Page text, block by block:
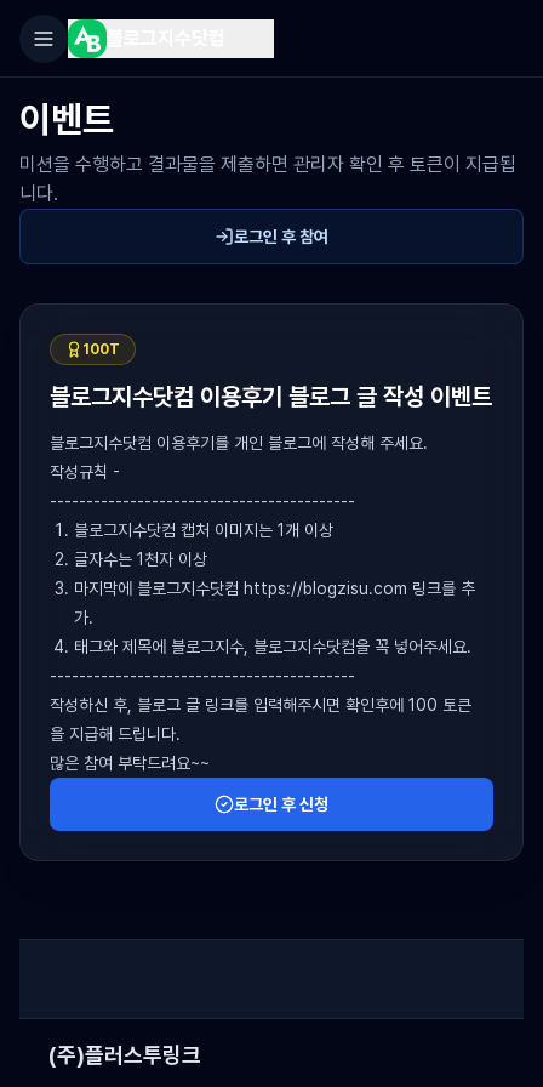
이벤트
미션을 수행하고 결과물을 제출하면 관리자 확인 후 토큰이 지급됩
니다.
로그인 후 참여
100T
블로그지수닷컴 이용후기 블로그 글 작성 이벤트
블로그지수닷컴 이용후기를 개인 블로그에 작성해 주세요.
작성규칙 -
------------------------------------------
블로그지수닷컴 캡처 이미지는 1개 이상
글자수는 1천자 이상
마지막에 블로그지수닷컴 https://blogzisu.com 링크를 추
가.
태그와 제목에 블로그지수, 블로그지수닷컴을 꼭 넣어주세요.
------------------------------------------
작성하신 후, 블로그 글 링크를 입력해주시면 확인후에 100 토큰
을 지급해 드립니다.
많은 참여 부탁드려요~~
로그인 후 신청
(주)플러스투링크